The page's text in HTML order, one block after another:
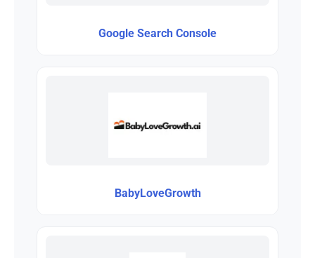
Google Search Console
BabyLoveGrowth